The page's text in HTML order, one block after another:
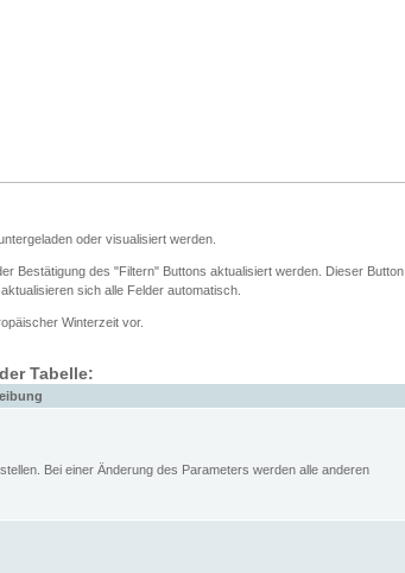
oder visualisiert werden.
Bestätigung des "Filtern" Buttons aktualisiert werden. Dieser Button
sich alle Felder automatisch.
Winterzeit vor.
Tabelle:
Bei einer Änderung des Parameters werden alle anderen